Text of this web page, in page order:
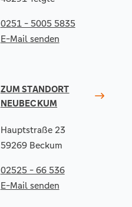
0251 - 5005 5835
E-Mail senden
ZUM STANDORT
NEUBECKUM
Hauptstraße 23
59269 Beckum
02525 - 66 536
E-Mail senden